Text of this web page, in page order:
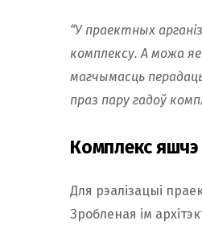
“У праектных
комплексу. А можа
магчымасць
праз пару гадоў
Комплекс яшчэ
Для рэалізацыі
Зробленая ім